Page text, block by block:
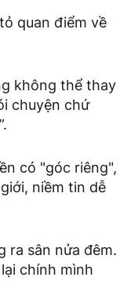
quan điểm về
không thể thay
chuyện chứ
có "góc riêng",
niềm tin dễ
ra sân nửa đêm.
chính mình